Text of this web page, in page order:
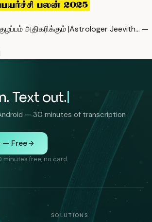
அதிகரிக்கும் |Astrologer Jeevith… —
Text out.
— 30 minutes of transcription
— Free
minutes free, no card.
SOLUTIONS